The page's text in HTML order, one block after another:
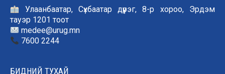
Улаанбаатар, Сүхбаатар дүүрэг, 8-р хороо, Эрдэм
тауэр 1201 тоот
medee@urug.mn
7600 2244
БИДНИЙ ТУХАЙ